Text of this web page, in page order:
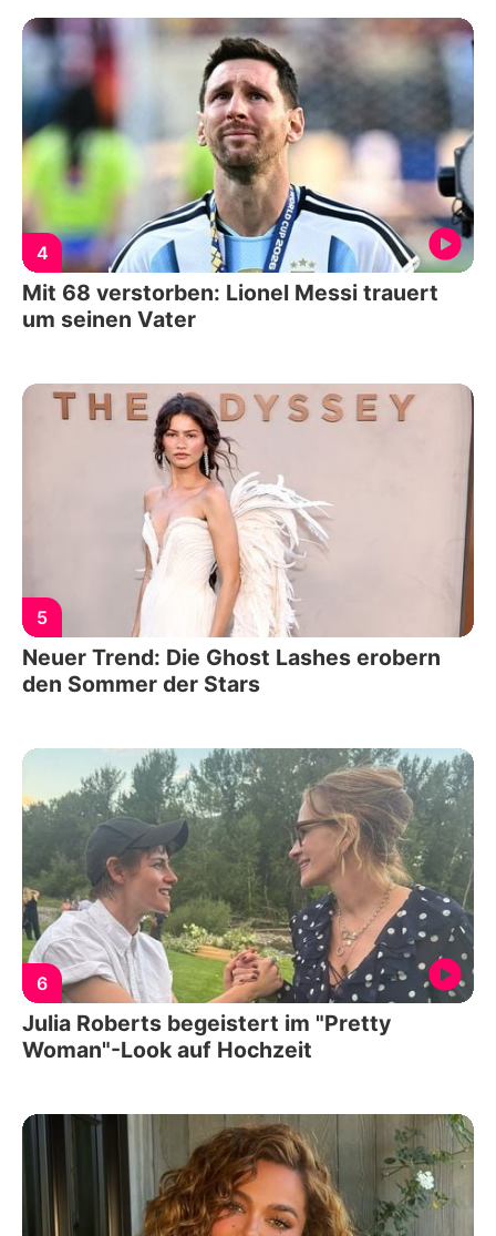
4
Mit 68 verstorben: Lionel Messi trauert
um seinen Vater
5
Neuer Trend: Die Ghost Lashes erobern
den Sommer der Stars
6
Julia Roberts begeistert im "Pretty
Woman"-Look auf Hochzeit